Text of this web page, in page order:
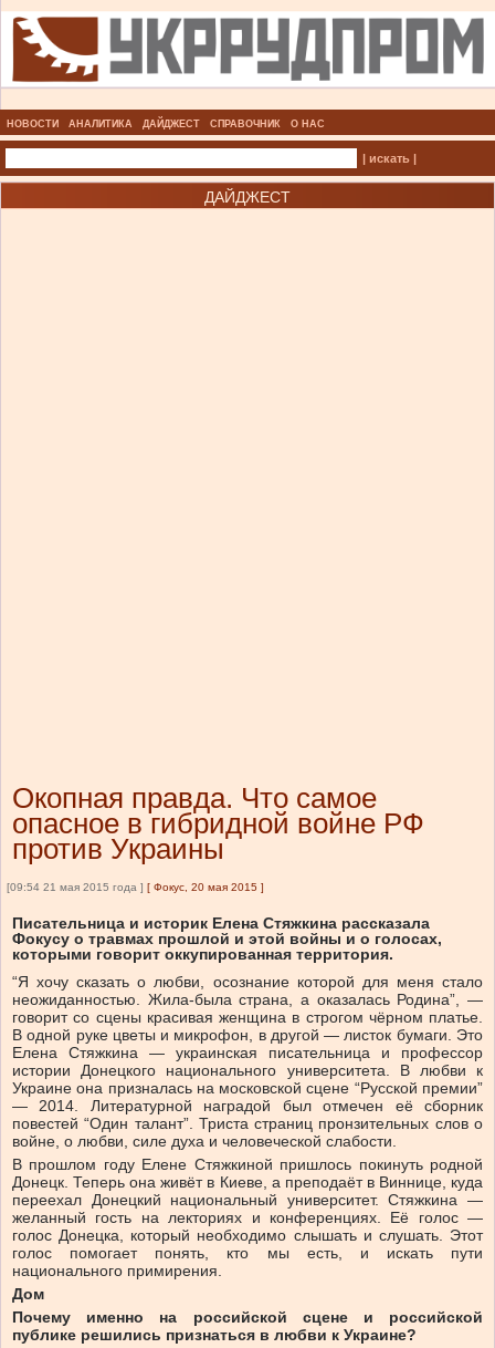
НОВОСТИ АНАЛИТИКА ДАЙДЖЕСТ СПРАВОЧНИК О НАС
| искать |
ДАЙДЖЕСТ
Окопная правда. Что самое
опасное в гибридной войне РФ
против Украины
[09:54 21 мая 2015 года ] [ Фокус, 20 мая 2015 ]
Писательница и историк Елена Стяжкина рассказала
Фокусу о травмах прошлой и этой войны и о голосах,
которыми говорит оккупированная территория.
“Я хочу сказать о любви, осознание которой для меня стало
неожиданностью. Жила-была страна, а оказалась Родина”, —
говорит со сцены красивая женщина в строгом чёрном платье.
В одной руке цветы и микрофон, в другой — листок бумаги. Это
Елена Стяжкина — украинская писательница и профессор
истории Донецкого национального университета. В любви к
Украине она призналась на московской сцене “Русской премии”
— 2014. Литературной наградой был отмечен её сборник
повестей “Один талант”. Триста страниц пронзительных слов о
войне, о любви, силе духа и человеческой слабости.
В прошлом году Елене Стяжкиной пришлось покинуть родной
Донецк. Теперь она живёт в Киеве, а преподаёт в Виннице, куда
переехал Донецкий национальный университет. Стяжкина —
желанный гость на лекториях и конференциях. Её голос —
голос Донецка, который необходимо слышать и слушать. Этот
голос помогает понять, кто мы есть, и искать пути
национального примирения.
Дом
Почему именно на российской сцене и российской
публике решились признаться в любви к Украине?